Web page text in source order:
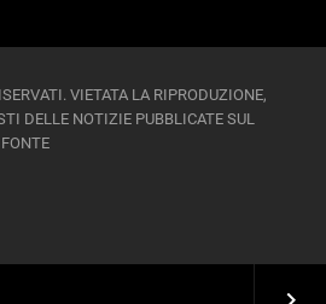
VIETATA LA RIPRODUZIONE,
DELLE NOTIZIE PUBBLICATE SUL